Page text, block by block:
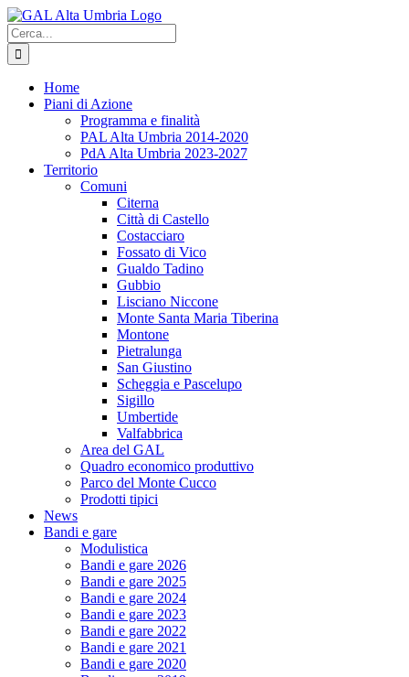
Salta
al
contenuto
Cerca
per:
Home
Piani di Azione
Programma e finalità
PAL Alta Umbria 2014-2020
PdA Alta Umbria 2023-2027
Territorio
Comuni
Citerna
Città di Castello
Costacciaro
Fossato di Vico
Gualdo Tadino
Gubbio
Lisciano Niccone
Monte Santa Maria Tiberina
Montone
Pietralunga
San Giustino
Scheggia e Pascelupo
Sigillo
Umbertide
Valfabbrica
Area del GAL
Quadro economico produttivo
Parco del Monte Cucco
Prodotti tipici
News
Bandi e gare
Modulistica
Bandi e gare 2026
Bandi e gare 2025
Bandi e gare 2024
Bandi e gare 2023
Bandi e gare 2022
Bandi e gare 2021
Bandi e gare 2020